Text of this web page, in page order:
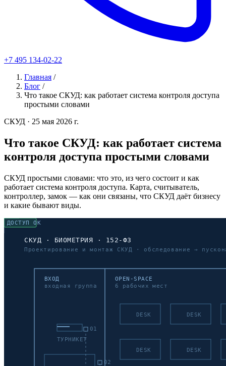
+7 495 134-02-22
Главная /
Блог /
Что такое СКУД: как работает система контроля доступа
простыми словами
СКУД · 25 мая 2026 г.
Что такое СКУД: как работает система
контроля доступа простыми словами
СКУД простыми словами: что это, из чего состоит и как
работает система контроля доступа. Карта, считыватель,
контроллер, замок — как они связаны, что СКУД даёт бизнесу
и какие бывают виды.